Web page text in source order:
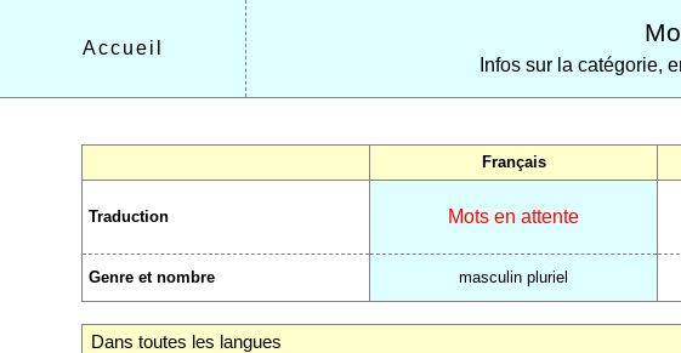
Accueil
Infos sur la catégorie,
Français
Traduction Mots en attente
Genre et nombre masculin pluriel
Dans toutes les langues